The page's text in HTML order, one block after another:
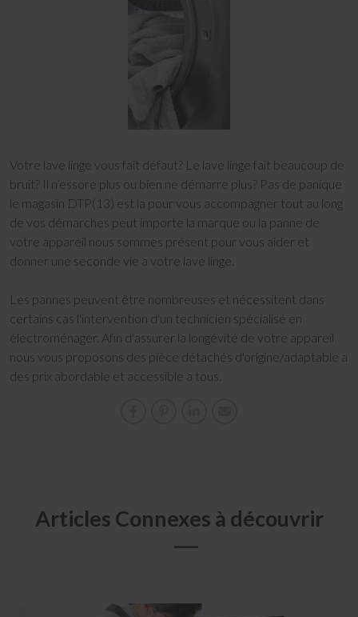
Votre lave linge vous fait défaut? Le lave linge fait beaucoup de
bruit? Il n’essore plus ou bien ne démarre plus? Pas de panique
le magasin DTP(13) est la pour vous accompagner tout au long
de vos démarches peut importe la marque ou la panne de
votre appareil nous sommes présent pour vous aider et
donner une seconde vie a votre lave linge.
Les pannes peuvent être nombreuses et nécessitent dans
certains cas l'intervention d'un technicien spécialisé en
électroménager. Afin d'assurer la longévité de votre appareil
nous vous proposons des pièce détachés d'origine/adaptable a
des prix abordable et accessible a tous.
Articles Connexes à découvrir